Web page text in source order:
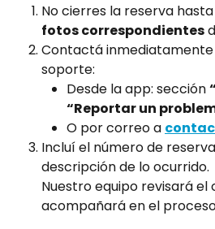
No cierres la reserva
fotos correspondientes
Contactá
soporte:
Desde la app: sección
“Reportar un
O por correo a
Incluí el número de
descripción de lo ocurrido.
Nuestro equipo revisará el
acompañará en el